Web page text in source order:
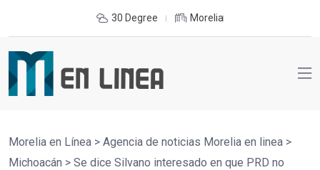
30 Degree Morelia
Morelia en Línea > Agencia de noticias Morelia en linea >
Michoacán > Se dice Silvano interesado en que PRD no